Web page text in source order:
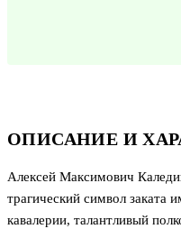
ОПИСАНИЕ И
Алексей Максимович
трагический символ заката
кавалерии, талантливый